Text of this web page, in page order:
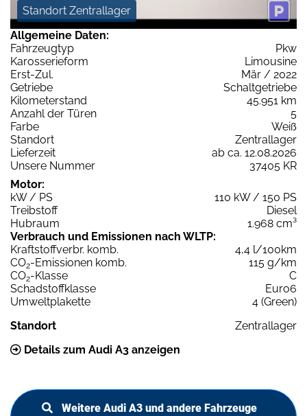
Standort Zentrallager
Allgemeine Daten:
Fahrzeugtyp
Pkw
Karosserieform
Limousine
Erst-Zul.
Mär / 2022
Getriebe
Schaltgetriebe
Kilometerstand
45.951 km
Anzahl der Türen
5
Farbe
Weiß
Standort
Zentrallager
Lieferzeit
ab ca. 12.08.2026
Unsere Nummer
37405 KR
Motor:
kW / PS
110 kW / 150 PS
Treibstoff
Diesel
Hubraum
1.968 cm³
Verbrauch und Emissionen nach WLTP:
Kraftstoffverbr. komb.
4,4 l/100km
CO2-Emissionen komb.
115 g/km
CO2-Klasse
C
Schadstoffklasse
Euro6
Umweltplakette
4 (Green)
Standort
Zentrallager
Details zum Audi A3 anzeigen
Weitere Audi A3 und andere Fahrzeuge